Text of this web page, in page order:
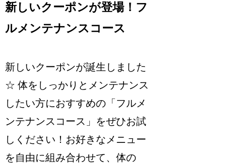
新しいクーポンが登場！フ
ルメンテナンスコース
新しいクーポンが誕生しました
☆ 体をしっかりとメンテナンス
したい方におすすめの「フルメ
ンテナンスコース」をぜひお試
しください！お好きなメニュー
を自由に組み合わせて、体の